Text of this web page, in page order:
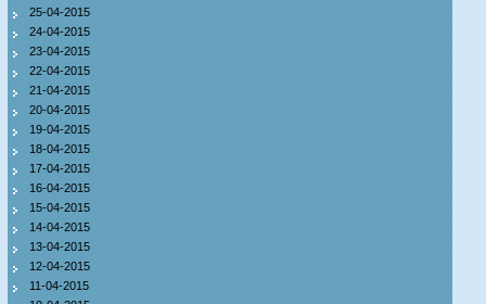
25-04-2015
24-04-2015
23-04-2015
22-04-2015
21-04-2015
20-04-2015
19-04-2015
18-04-2015
17-04-2015
16-04-2015
15-04-2015
14-04-2015
13-04-2015
12-04-2015
11-04-2015